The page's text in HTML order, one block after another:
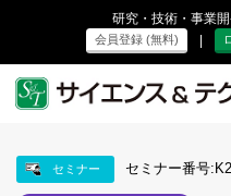
研究・技術・事業
会員登録 (無料) |
セミナー セミナー番号